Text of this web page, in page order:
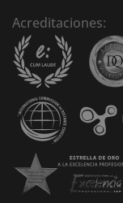
Acreditaciones: